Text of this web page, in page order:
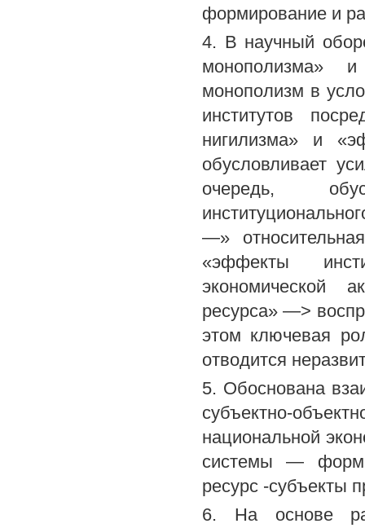
формирование и
4. В научный
монополизма»
монополизм в
институтов
нигилизма» и
обусловливает
очередь,
—»
«эффекты
экономической
ресурса» —>
этом ключевая
отводится
5. Обоснована
субъектно-
национальной
системы —
ресурс -субъекты
6. На основе